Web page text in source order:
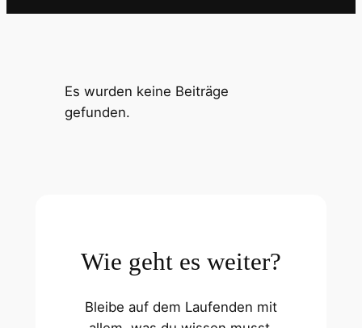
Es wurden keine Beiträge
gefunden.
Wie geht es weiter?
Bleibe auf dem Laufenden mit